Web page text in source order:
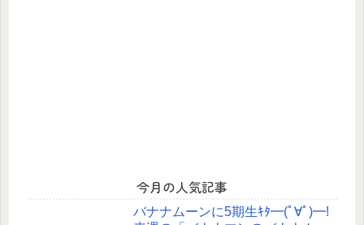
今月の人気記事
バナナムーンに5期生ｷﾀ━(ﾟ∀ﾟ)━!